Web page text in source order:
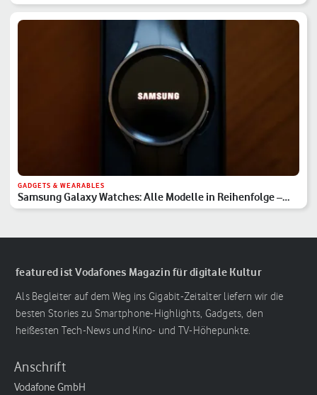
GADGETS & WEARABLES
Samsung Galaxy Watches: Alle Modelle in Reihenfolge –
Hauptserie, Classic & Ultra
featured ist Vodafones Magazin für digitale Kultur
Als Begleiter auf dem Weg ins Gigabit-Zeitalter liefern wir die
besten Stories zu Smartphone-Highlights, Gadgets, den
heißesten Tech-News und Kino- und TV-Höhepunkte.
Anschrift
Vodafone GmbH